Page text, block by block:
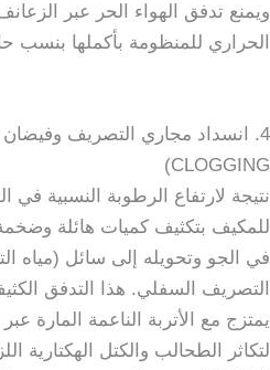
ويمنع تدفق الهواء الحر عبر
الحراري للمنظومة بأكملها بنسب
CLOGGING)
نتيجة لارتفاع الرطوبة النسبية في
للمكيف بتكثيف كميات هائلة
في الجو وتحويله إلى سائل (مياه
التصريف السفلي. هذا التدفق
يمتزج مع الأتربة الناعمة المارة
لتكاثر الطحالب والكتل الهكتارية